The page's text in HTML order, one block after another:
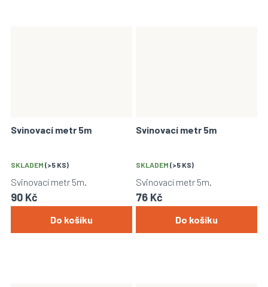
Svinovací metr 5m
SKLADEM (>5 KS)
90 Kč
Do košíku
Svinovací metr 5m.
Svinovací metr 5m
SKLADEM (>5 KS)
76 Kč
Do košíku
Svinovací metr 5m.